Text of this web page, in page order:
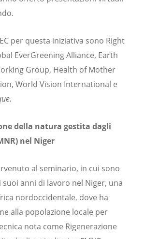
per questa iniziativa sono Right
EverGreening Alliance, Earth
Group, Health of Mother
World Vision International e
della natura gestita dagli
nel Niger
al seminario, in cui sono
anni di lavoro nel Niger, una
nordoccidentale, dove ha
alla popolazione locale per
nota come Rigenerazione